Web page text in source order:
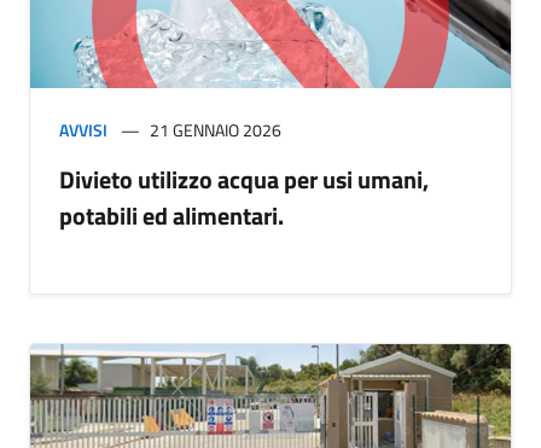
AVVISI 21 GENNAIO 2026
Divieto utilizzo acqua per usi umani,
potabili ed alimentari.